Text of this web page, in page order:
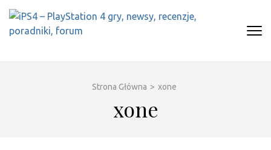
Skip
content
Strona Główna > xone
xone